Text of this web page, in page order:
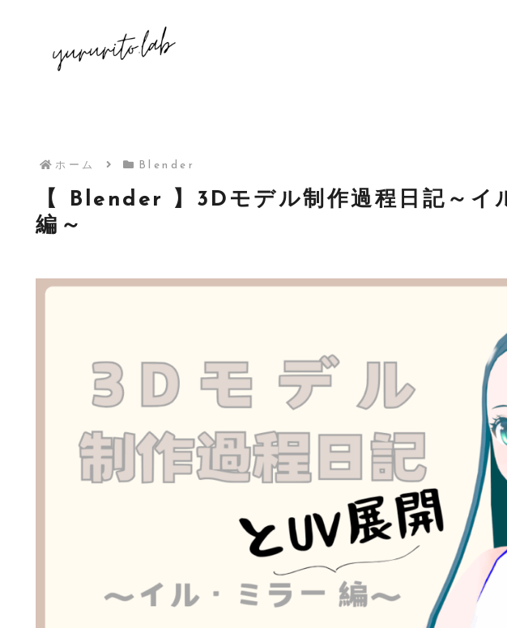
ホーム Blender
【 Blender 】3Dモデル制作過程日記～イ
編～